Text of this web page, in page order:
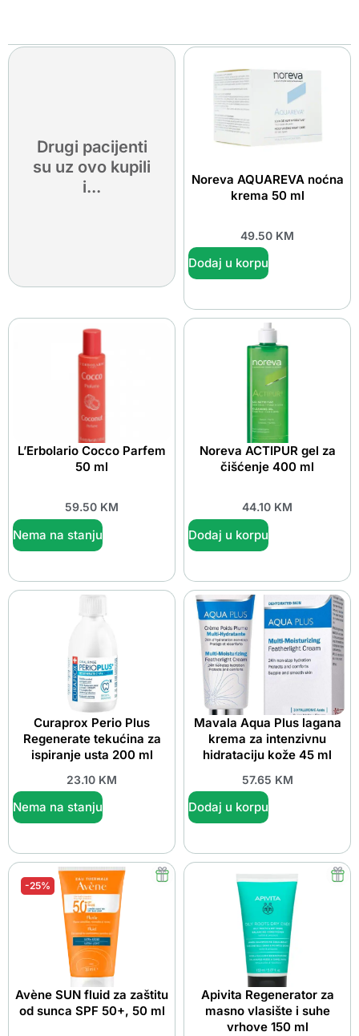
Drugi pacijenti
su uz ovo kupili
i...
Noreva AQUAREVA noćna
krema 50 ml
49.50 KM
Dodaj u korpu
L’Erbolario Cocco Parfem
50 ml
59.50 KM
Nema na stanju
Noreva ACTIPUR gel za
čišćenje 400 ml
44.10 KM
Dodaj u korpu
Curaprox Perio Plus
Regenerate tekućina za
ispiranje usta 200 ml
23.10 KM
Nema na stanju
Mavala Aqua Plus lagana
krema za intenzivnu
hidrataciju kože 45 ml
57.65 KM
Dodaj u korpu
-25%
Avène SUN fluid za zaštitu
od sunca SPF 50+, 50 ml
Apivita Regenerator za
masno vlasište i suhe
vrhove 150 ml